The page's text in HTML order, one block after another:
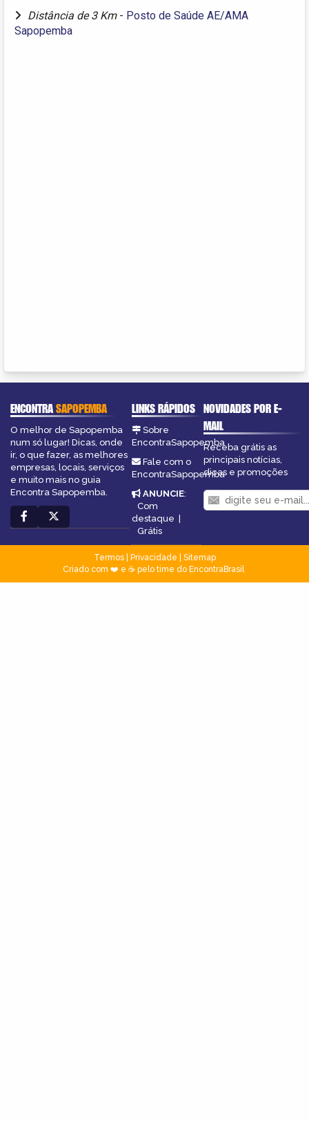
Distância de 3 Km - Posto de Saúde AE/AMA
Sapopemba
ENCONTRASAPOPEMBA
O melhor de Sapopemba
num só lugar! Dicas, onde
ir, o que fazer, as melhores
empresas, locais, serviços
e muito mais no guia
Encontra Sapopemba.
LINKS RÁPIDOS
Sobre
EncontraSapopemba
Fale com o
EncontraSapopemba
ANUNCIE:
Com
destaque |
Grátis
NOVIDADES POR E-
MAIL
Receba grátis as
principais notícias,
dicas e promoções
Termos| Privacidade
Sitemap
Criado com ❤️ e ☕ pelo time do EncontraBrasil